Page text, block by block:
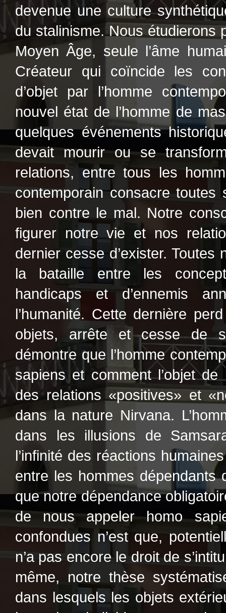
devenue une culture
du stalinisme. Nous étudierons
Moyen Âge, seule l’âme
Créateur qui coïncide les
d’objet par l’homme
nouvel état de l’homme de
quelques événements
devait mourir ou se
relations, entre tous les
contemporain consacre
bien contre le mal. Notre
figurer notre vie et nos
dernier cesse d’exister.
la bataille entre les
handicaps et d’ennemis
l’humanité. Cette dernière
objets, arrête et cesse de
démontre que l’homme
sapiens et comment l’objet de
des relations «positives» et
dans la nature Nirvana.
dans les illusions de
l’infinité des réactions
entre les hommes dépendants
que notre dépendance
de nous appeler homo
confondues n’est que,
n’a pas encore le droit de
même, notre thèse
dans lesquels les objets